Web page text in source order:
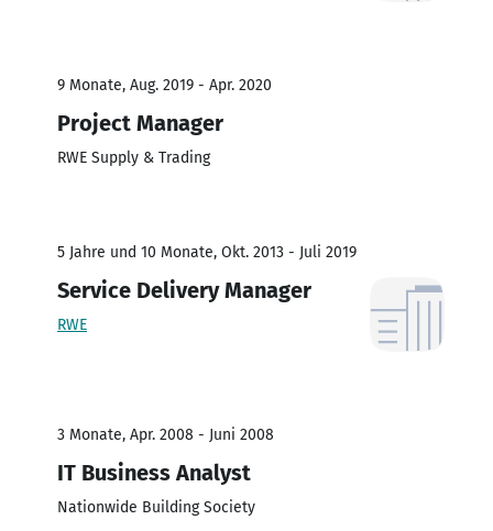
9 Monate, Aug. 2019 - Apr. 2020
Project Manager
RWE Supply & Trading
5 Jahre und 10 Monate, Okt. 2013 - Juli 2019
Service Delivery Manager
RWE
3 Monate, Apr. 2008 - Juni 2008
IT Business Analyst
Nationwide Building Society